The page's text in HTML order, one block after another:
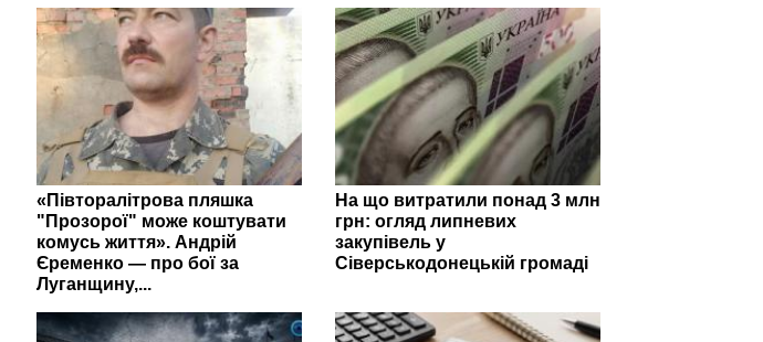
«Півторалітрова пляшка
"Прозорої" може коштувати
комусь життя». Андрій
Єременко — про бої за
Луганщину,...
На що витратили понад 3 млн
грн: огляд липневих
закупівель у
Сіверськодонецькій громаді